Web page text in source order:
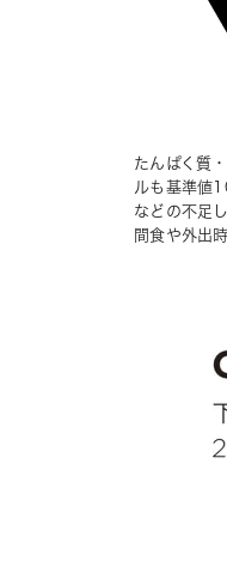
たんぱく質
ルも基準値
などの不足
間食や外出